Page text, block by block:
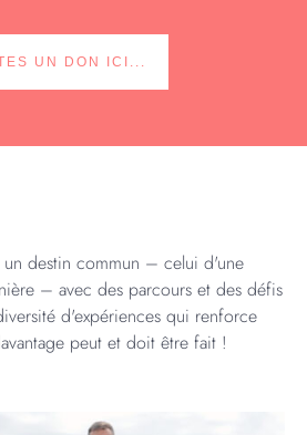
UN DON ICI...
un destin commun – celui d'une
– avec des parcours et des défis
d'expériences qui renforce
peut et doit être fait !